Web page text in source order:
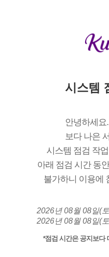
시스템
안녕하세
보다 나은
시스템 점검 작
아래 점검 시간 동
불가하니 이용에
2026년 08월 08일(
2026년 08월 08일(
*점검 시간은 공지보다